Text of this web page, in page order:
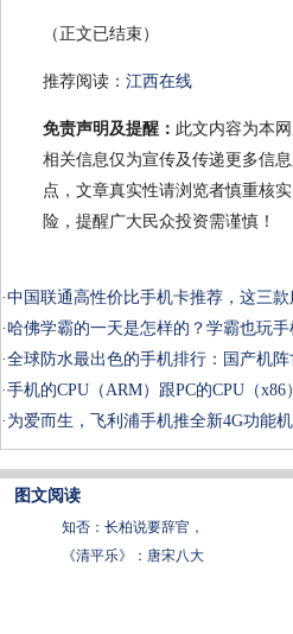
（正文已结束）
推荐阅读： 江西在线
免责声明及提醒： 此文内容为本
相关信息仅为宣传及传递更多信
点，文章真实性请浏览者慎重核
险，提醒广大民众投资需谨慎！
·中国联通高性价比手机卡推荐，这三款
·哈佛学霸的一天是怎样的？学霸也玩手
·全球防水最出色的手机排行：国产机阵
·手机的CPU（ARM）跟PC的CPU（x86
· 为爱而生，飞利浦手机推全新4G功能机
图文阅读
知否：长柏说要辞官，
《清平乐》：唐宋八大